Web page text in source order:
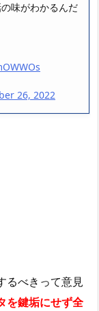
味がわかるんだ
26, 2022
るべきって意見
を鍵垢にせず全